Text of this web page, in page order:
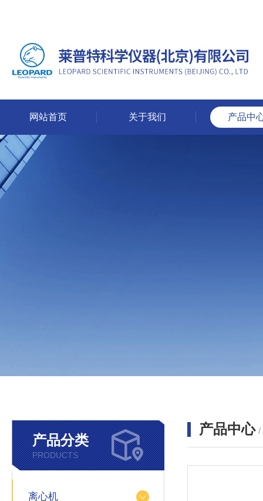
网站首页 关于我们 产品中
产品分类
PRODUCTS
离心机
产品中心 /